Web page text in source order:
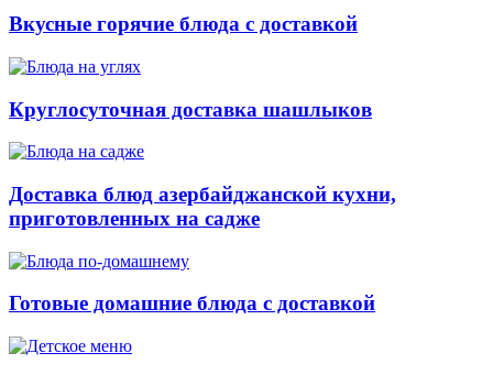
Вкусные горячие блюда с доставкой
Круглосуточная доставка шашлыков
Доставка блюд азербайджанской кухни,
приготовленных на садже
Готовые домашние блюда с доставкой